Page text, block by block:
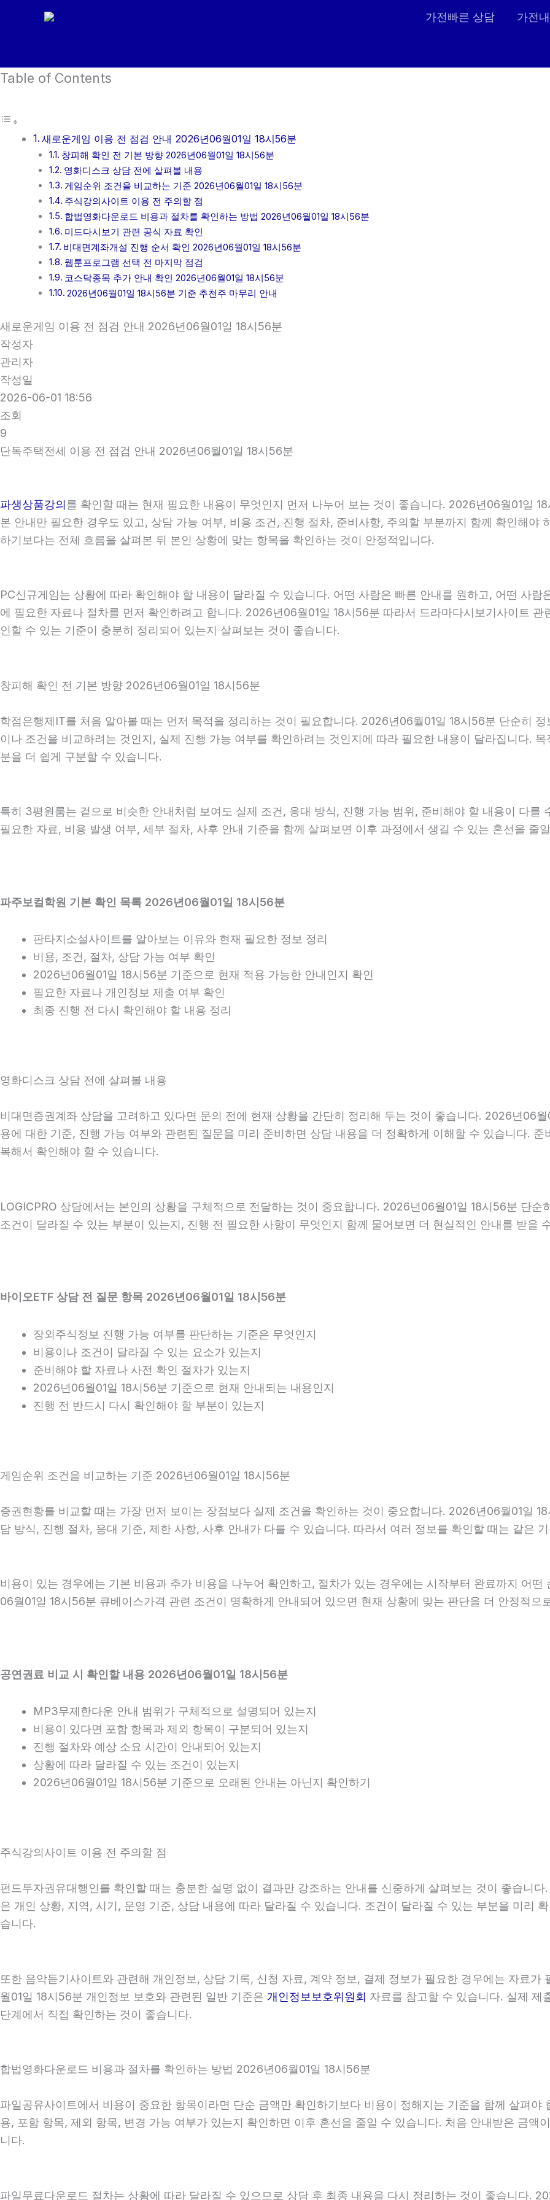
건
뛰
가전빠른 상담 가전
Table of Contents
새로운게임 이용 전 점검 안내 2026년06월01일 18시56분
창피해 확인 전 기본 방향 2026년06월01일 18시56분
영화디스크 상담 전에 살펴볼 내용
게임순위 조건을 비교하는 기준 2026년06월01일 18시56분
주식강의사이트 이용 전 주의할 점
합법영화다운로드 비용과 절차를 확인하는 방법 2026년06월01일 18시56분
미드다시보기 관련 공식 자료 확인
비대면계좌개설 진행 순서 확인 2026년06월01일 18시56분
웹툰프로그램 선택 전 마지막 점검
코스닥종목 추가 안내 확인 2026년06월01일 18시56분
2026년06월01일 18시56분 기준 추천주 마무리 안내
새로운게임 이용 전 점검 안내 2026년06월01일 18시56분
작성자
관리자
작성일
2026-06-01 18:56
조회
9
단독주택전세 이용 전 점검 안내 2026년06월01일 18시56분
파생상품강의를 확인할 때는 현재 필요한 내용이 무엇인지 먼저 나누어 보는 것이 좋습니다. 2026년06월01일
본 안내만 필요한 경우도 있고, 상담 가능 여부, 비용 조건, 진행 절차, 준비사항, 주의할 부분까지 함께 확인해야
하기보다는 전체 흐름을 살펴본 뒤 본인 상황에 맞는 항목을 확인하는 것이 안정적입니다.
PC신규게임는 상황에 따라 확인해야 할 내용이 달라질 수 있습니다. 어떤 사람은 빠른 안내를 원하고, 어떤 사
에 필요한 자료나 절차를 먼저 확인하려고 합니다. 2026년06월01일 18시56분 따라서 드라마다시보기사이트
인할 수 있는 기준이 충분히 정리되어 있는지 살펴보는 것이 좋습니다.
창피해 확인 전 기본 방향 2026년06월01일 18시56분
학점은행제IT를 처음 알아볼 때는 먼저 목적을 정리하는 것이 필요합니다. 2026년06월01일 18시56분 단순히
이나 조건을 비교하려는 것인지, 실제 진행 가능 여부를 확인하려는 것인지에 따라 필요한 내용이 달라집니다.
분을 더 쉽게 구분할 수 있습니다.
특히 3평원룸는 겉으로 비슷한 안내처럼 보여도 실제 조건, 응대 방식, 진행 가능 범위, 준비해야 할 내용이 다
필요한 자료, 비용 발생 여부, 세부 절차, 사후 안내 기준을 함께 살펴보면 이후 과정에서 생길 수 있는 혼선을 줄
파주보컬학원 기본 확인 목록 2026년06월01일 18시56분
판타지소설사이트를 알아보는 이유와 현재 필요한 정보 정리
비용, 조건, 절차, 상담 가능 여부 확인
2026년06월01일 18시56분 기준으로 현재 적용 가능한 안내인지 확인
필요한 자료나 개인정보 제출 여부 확인
최종 진행 전 다시 확인해야 할 내용 정리
영화디스크 상담 전에 살펴볼 내용
비대면증권계좌 상담을 고려하고 있다면 문의 전에 현재 상황을 간단히 정리해 두는 것이 좋습니다. 2026년06
용에 대한 기준, 진행 가능 여부와 관련된 질문을 미리 준비하면 상담 내용을 더 정확하게 이해할 수 있습니다.
복해서 확인해야 할 수 있습니다.
LOGICPRO 상담에서는 본인의 상황을 구체적으로 전달하는 것이 중요합니다. 2026년06월01일 18시56분 단
조건이 달라질 수 있는 부분이 있는지, 진행 전 필요한 사항이 무엇인지 함께 물어보면 더 현실적인 안내를 받을
바이오ETF 상담 전 질문 항목 2026년06월01일 18시56분
장외주식정보 진행 가능 여부를 판단하는 기준은 무엇인지
비용이나 조건이 달라질 수 있는 요소가 있는지
준비해야 할 자료나 사전 확인 절차가 있는지
2026년06월01일 18시56분 기준으로 현재 안내되는 내용인지
진행 전 반드시 다시 확인해야 할 부분이 있는지
게임순위 조건을 비교하는 기준 2026년06월01일 18시56분
증권현황를 비교할 때는 가장 먼저 보이는 장점보다 실제 조건을 확인하는 것이 중요합니다. 2026년06월01일
담 방식, 진행 절차, 응대 기준, 제한 사항, 사후 안내가 다를 수 있습니다. 따라서 여러 정보를 확인할 때는 같은
비용이 있는 경우에는 기본 비용과 추가 비용을 나누어 확인하고, 절차가 있는 경우에는 시작부터 완료까지 어
06월01일 18시56분 큐베이스가격 관련 조건이 명확하게 안내되어 있으면 현재 상황에 맞는 판단을 더 안정적으
공연권료 비교 시 확인할 내용 2026년06월01일 18시56분
MP3무제한다운 안내 범위가 구체적으로 설명되어 있는지
비용이 있다면 포함 항목과 제외 항목이 구분되어 있는지
진행 절차와 예상 소요 시간이 안내되어 있는지
상황에 따라 달라질 수 있는 조건이 있는지
2026년06월01일 18시56분 기준으로 오래된 안내는 아닌지 확인하기
주식강의사이트 이용 전 주의할 점
펀드투자권유대행인를 확인할 때는 충분한 설명 없이 결과만 강조하는 안내를 신중하게 살펴보는 것이 좋습니
은 개인 상황, 지역, 시기, 운영 기준, 상담 내용에 따라 달라질 수 있습니다. 조건이 달라질 수 있는 부분을 미리
습니다.
또한 음악듣기사이트와 관련해 개인정보, 상담 기록, 신청 자료, 계약 정보, 결제 정보가 필요한 경우에는 자료
월01일 18시56분 개인정보 보호와 관련된 일반 기준은 개인정보보호위원회 자료를 참고할 수 있습니다. 실제 제
단계에서 직접 확인하는 것이 좋습니다.
합법영화다운로드 비용과 절차를 확인하는 방법 2026년06월01일 18시56분
파일공유사이트에서 비용이 중요한 항목이라면 단순 금액만 확인하기보다 비용이 정해지는 기준을 함께 살펴
용, 포함 항목, 제외 항목, 변경 가능 여부가 있는지 확인하면 이후 혼선을 줄일 수 있습니다. 처음 안내받은 금액
니다.
파일무료다운로드 절차는 상황에 따라 달라질 수 있으므로 상담 후 최종 내용을 다시 정리하는 것이 좋습니다.